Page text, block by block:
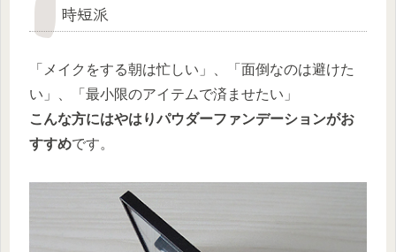
時短派
「メイクをする朝は忙しい」、「面倒なのは避けた
い」、「最小限のアイテムで済ませたい」
こんな方にはやはりパウダーファンデーションがお
すすめです。